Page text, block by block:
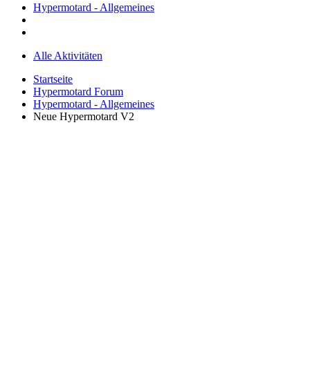
Hypermotard - Allgemeines
Alle Aktivitäten
Startseite
Hypermotard Forum
Hypermotard - Allgemeines
Neue Hypermotard V2